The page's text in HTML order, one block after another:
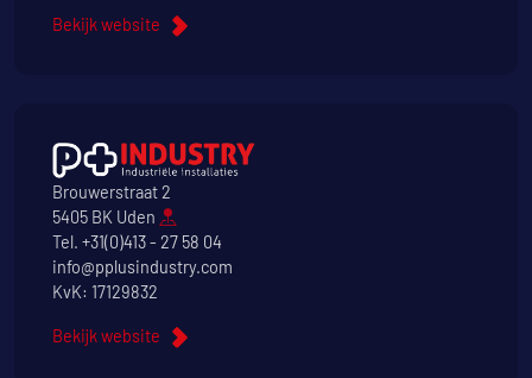
Bekijk website
Brouwerstraat 2
5405 BK Uden
Tel. +31(0)413 - 27 58 04
info@pplusindustry.com
KvK: 17129832
Bekijk website